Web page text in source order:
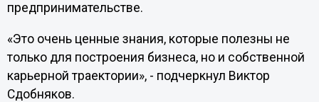
предпринимательстве.
«Это очень ценные знания, которые полезны не
только для построения бизнеса, но и собственной
карьерной траектории», - подчеркнул Виктор
Сдобняков.